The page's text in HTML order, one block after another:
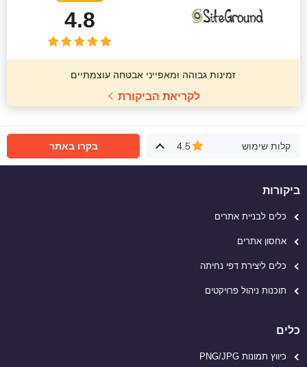
4.8
זמינות גבוהה ומאפייני אבטחה עוצמתיים
לקריאת הביקורת
קלות שימוש 4.5 בקרו באתר
ביקורות
כלים לבניית אתרים
אחסון אתרים
כלים ליצירת דפי נחיתה
תוכנות ניהול פרויקטים
כלים
כיווץ תמונות PNG/JPG